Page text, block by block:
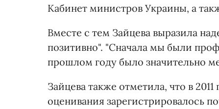
Кабинет министров Украины, а
Вместе с тем Зайцева выразила
позитивно". "Сначала мы были
прошлом году было значительно
Зайцева также отметила, что в
оценивания зарегистрировалось